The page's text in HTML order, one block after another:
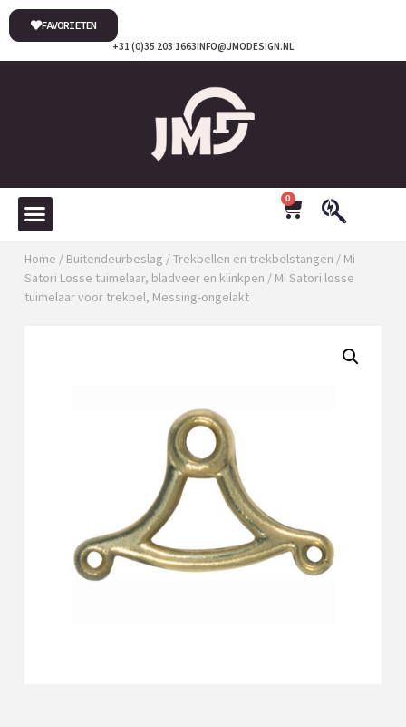
INFO@JMODESIGN.NL
+31 (0)35 203 1663
FAVORIETEN
0
Home / Buitendeurbeslag /Trekbellen en trekbelstangen / Mi
Satori Losse tuimelaar, bladveer en klinkpen / Mi Satori losse
tuimelaar voor trekbel, Messing-ongelakt